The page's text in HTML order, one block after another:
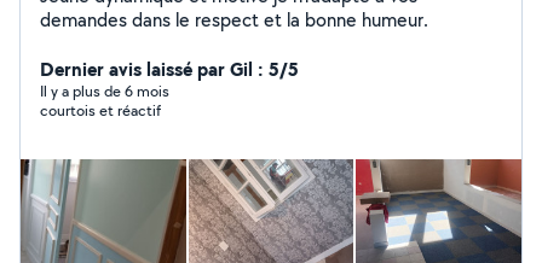
demandes dans le respect et la bonne humeur.
Dernier avis laissé par Gil : 5/5
Il y a plus de 6 mois
courtois et réactif